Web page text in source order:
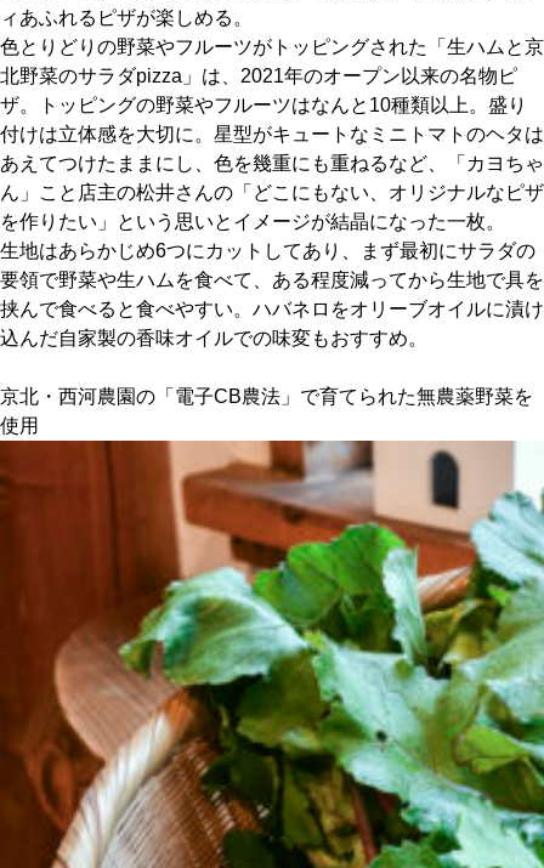
京都おやつクラブ
私と店のはなし
今月の京みやげ
京都の書店
CULTURE
関西で開催。
おすすめの展覧会
おすすめの映画
誠光社で選びました。
おすすめの本
紹介します。
おすすめのイベント
ィあふれるピザが楽しめる。
色とりどりの野菜やフルーツがトッピングされた「生ハムと京
北野菜のサラダpizza」は、2021年のオープン以来の名物ピ
ザ。トッピングの野菜やフルーツはなんと10種類以上。盛り
付けは立体感を大切に。星型がキュートなミニトマトのヘタは
あえてつけたままにし、色を幾重にも重ねるなど、「カヨちゃ
ん」こと店主の松井さんの「どこにもない、オリジナルなピザ
を作りたい」という思いとイメージが結晶になった一枚。
生地はあらかじめ6つにカットしてあり、まず最初にサラダの
要領で野菜や生ハムを食べて、ある程度減ってから生地で具を
挟んで食べると食べやすい。ハバネロをオリーブオイルに漬け
込んだ自家製の香味オイルでの味変もおすすめ。
京北・西河農園の「電子CB農法」で育てられた無農薬野菜を
使用